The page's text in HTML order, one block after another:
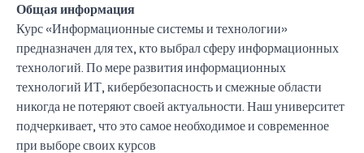
Общая информация
Курс «Информационные системы и технологии»
предназначен для тех, кто выбрал сферу информационных
технологий. По мере развития информационных
технологий ИТ, кибербезопасность и смежные области
никогда не потеряют своей актуальности. Наш университет
подчеркивает, что это самое необходимое и современное
при выборе своих курсов